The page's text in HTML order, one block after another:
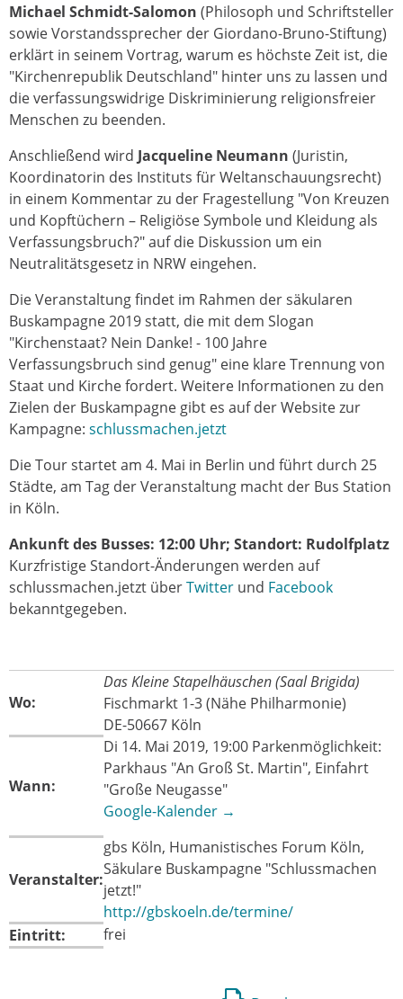
Michael Schmidt-Salomon (Philosoph und Schriftsteller
sowie Vorstandssprecher der Giordano-Bruno-Stiftung)
erklärt in seinem Vortrag, warum es höchste Zeit ist, die
"Kirchenrepublik Deutschland" hinter uns zu lassen und
die verfassungswidrige Diskriminierung religionsfreier
Menschen zu beenden.
Anschließend wird Jacqueline Neumann (Juristin,
Koordinatorin des Instituts für Weltanschauungsrecht)
in einem Kommentar zu der Fragestellung "Von Kreuzen
und Kopftüchern – Religiöse Symbole und Kleidung als
Verfassungsbruch?" auf die Diskussion um ein
Neutralitätsgesetz in NRW eingehen.
Die Veranstaltung findet im Rahmen der säkularen
Buskampagne 2019 statt, die mit dem Slogan
"Kirchenstaat? Nein Danke! - 100 Jahre
Verfassungsbruch sind genug" eine klare Trennung von
Staat und Kirche fordert. Weitere Informationen zu den
Zielen der Buskampagne gibt es auf der Website zur
Kampagne: schlussmachen.jetzt
Die Tour startet am 4. Mai in Berlin und führt durch 25
Städte, am Tag der Veranstaltung macht der Bus Station
in Köln.
Ankunft des Busses: 12:00 Uhr; Standort: Rudolfplatz
Kurzfristige Standort-Änderungen werden auf
schlussmachen.jetzt überTwitter und Facebook
bekanntgegeben.
Wo:
Das Kleine Stapelhäuschen (Saal Brigida)
Fischmarkt 1-3 (Nähe Philharmonie)
DE-50667 Köln
Wann:
Di 14. Mai 2019, 19:00 Parkenmöglichkeit:
Parkhaus "An Groß St. Martin", Einfahrt
"Große Neugasse"
Google-Kalender →
Veranstalter:
gbs Köln, Humanistisches Forum Köln,
Säkulare Buskampagne "Schlussmachen
jetzt!"
http://gbskoeln.de/termine/
Eintritt:
frei